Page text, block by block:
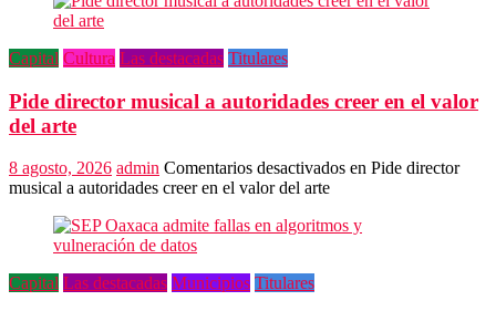
Capital Cultura Las destacadas Titulares
Pide director musical a autoridades creer en el valor
del arte
8 agosto, 2026 admin Comentarios desactivados en Pide director
musical a autoridades creer en el valor del arte
Capital Las destacadas Municipios Titulares